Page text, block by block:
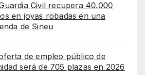
Civil recupera 40.000
en joyas robadas en una
de Sineu
de empleo público de
será de 705 plazas en 2026